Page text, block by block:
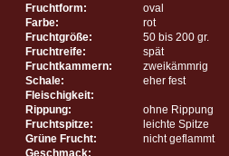
Fruchtform:
oval
Farbe:
rot
Fruchtgröße:
50 bis 200 gr.
Fruchtreife:
spät
Fruchtkammern:
zweikämmrig
Schale:
eher fest
Fleischigkeit:
Rippung:
ohne Rippung
Fruchtspitze:
leichte Spitze
Grüne Frucht:
nicht geflammt
Geschmack: